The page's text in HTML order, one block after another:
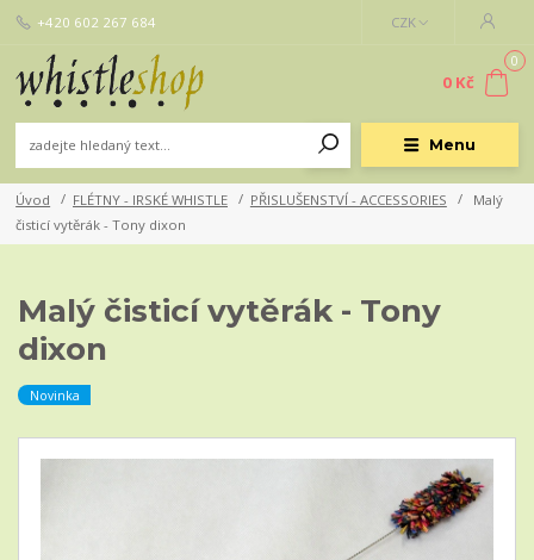
Menu
CZK
+420 602 267 684
0
0 Kč
Úvod FLÉTNY - IRSKÉ WHISTLE PŘISLUŠENSTVÍ - ACCESSORIES
Malý
čisticí vytěrák - Tony dixon
Malý čisticí vytěrák - Tony
dixon
Novinka